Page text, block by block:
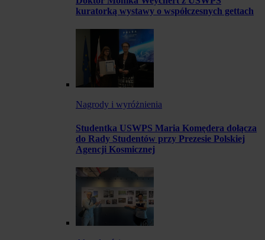
kuratorką wystawy o współczesnych gettach
Nagrody i wyróżnienia
Studentka USWPS Maria Komędera dołącza
do Rady Studentów przy Prezesie Polskiej
Agencji Kosmicznej